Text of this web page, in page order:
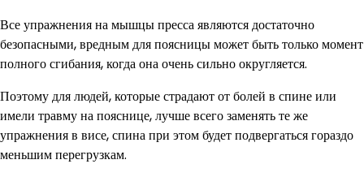
Все упражнения на мышцы пресса являются достаточно
безопасными, вредным для поясницы может быть только момент
полного сгибания, когда она очень сильно округляется.
Поэтому для людей, которые страдают от болей в спине или
имели травму на пояснице, лучше всего заменять те же
упражнения в висе, спина при этом будет подвергаться гораздо
меньшим перегрузкам.